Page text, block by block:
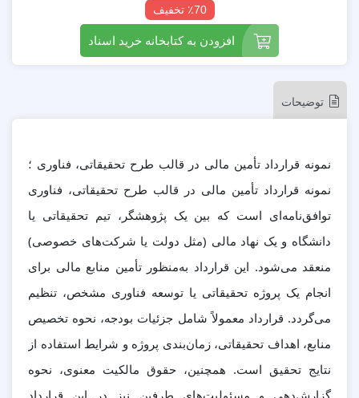
٪70 تخفیف
افزودن به کتابخانه خرید اسناد
توضیحات
نمونه قرارداد تأمین مالی در قالب طرح تحقیقاتی، فناوری ؛
نمونه قرارداد تأمین مالی در قالب طرح تحقیقاتی، فناوری
توافق‌نامه‌ای است که بین یک پژوهشگر، تیم تحقیقاتی یا
دانشگاه و یک نهاد مالی (مثل دولت یا شرکت‌های خصوصی)
منعقد می‌شود. این قرارداد به‌منظور تأمین منابع مالی برای
انجام یک پروژه تحقیقاتی یا توسعه فناوری مشخص، تنظیم
می‌گردد. قرارداد معمولاً شامل جزئیات بودجه، نحوه تخصیص
منابع، اهداف تحقیقاتی، زمان‌بندی پروژه و شرایط استفاده از
نتایج تحقیق است. همچنین، حقوق مالکیت معنوی، نحوه
گزارش‌دهی و مسئولیت‌های طرفین نیز در این قرارداد